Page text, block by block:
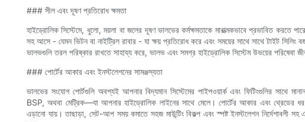
### সীল এবং দূষণ প্রতিরোধ ক্ষমতা
হাইড্রোলিক সিস্টেমে, ধুলো, ময়লা বা জলের দূষণ ভালভের কর্মক্ষমতাকে মারাত্মকভাবে প্রভাবিত করতে
সহ আসে - যেমন ভিটন বা নাইট্রিল রাবার - যা ক্ষয় প্রতিরোধ করে এবং সময়ের সাথে সাথে টাইট সিলিং
ভালভগুলি তরল পরিষ্কার রাখতে সাহায্য করে, ভালভ এবং সমগ্র হাইড্রোলিক সিস্টেম উভয়ের পরিষেবা
### পোর্টের আকার এবং ইনস্টলেশনের সামঞ্জস্যতা
ভালভের সংযোগ পোর্টগুলি অবশ্যই আপনার বিদ্যমান সিস্টেমের পাইপওয়ার্ক এবং ফিটিংগুলির সাথে
BSP, অথবা মেট্রিক—যা আপনার হাইড্রোলিক লাইনের সাথে মেলে। পোর্টের আকার এবং থ্রেডের
এড়ানো যায়। তাছাড়া, সেট-আপ সময় কমাতে সহজ মাউন্টিং বিকল্প এবং স্পষ্ট ইনস্টলেশন নির্দেশাবলী